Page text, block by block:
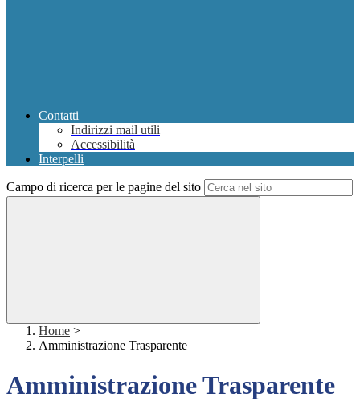
Contatti
Indirizzi mail utili
Accessibilità
Interpelli
Campo di ricerca per le pagine del sito
Home >
Amministrazione Trasparente
Amministrazione Trasparente